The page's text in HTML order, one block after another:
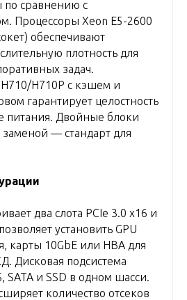
по сравнению с
Процессоры Xeon E5-2600
обеспечивают
плотность для
задач.
H710P с кэшем и
гарантирует целостность
питания. Двойные блоки
заменой — стандарт для
два слота PCIe 3.0 x16 и
установить GPU
карты 10GbE или HBA для
Дисковая подсистема
SATA и SSD в одном шасси.
количество отсеков